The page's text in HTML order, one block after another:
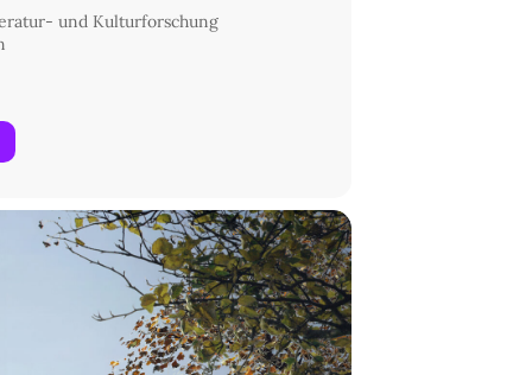
und Kulturforschung